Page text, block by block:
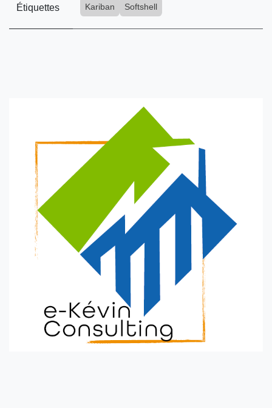
Étiquettes Kariban Softshell